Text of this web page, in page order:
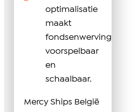
optimalisatie
maakt
fondsenwerving
voorspelbaar
en
schaalbaar.
Mercy Ships België